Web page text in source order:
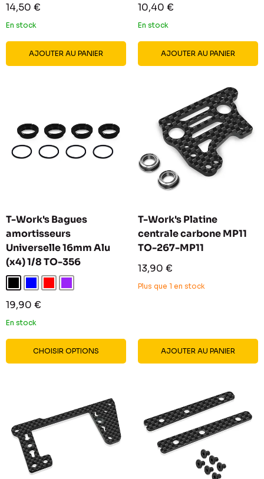
Prix
réduit
14,50 €
En stock
AJOUTER AU PANIER
Prix
réduit
10,40 €
En stock
AJOUTER AU PANIER
T-Work's Bagues
amortisseurs
Universelle 16mm Alu
(x4) 1/8 TO-356
Prix
réduit
19,90 €
En stock
CHOISIR OPTIONS
T-Work's Platine
centrale carbone MP11
TO-267-MP11
Prix
réduit
13,90 €
Plus que 1 en stock
AJOUTER AU PANIER